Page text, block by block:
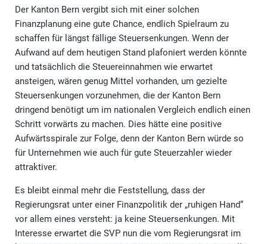
Der Kanton Bern vergibt sich mit einer solchen
Finanzplanung eine gute Chance, endlich Spielraum zu
schaffen für längst fällige Steuersenkungen. Wenn der
Aufwand auf dem heutigen Stand plafoniert werden könnte
und tatsächlich die Steuereinnahmen wie erwartet
ansteigen, wären genug Mittel vorhanden, um gezielte
Steuersenkungen vorzunehmen, die der Kanton Bern
dringend benötigt um im nationalen Vergleich endlich einen
Schritt vorwärts zu machen. Dies hätte eine positive
Aufwärtsspirale zur Folge, denn der Kanton Bern würde so
für Unternehmen wie auch für gute Steuerzahler wieder
attraktiver.
Es bleibt einmal mehr die Feststellung, dass der
Regierungsrat unter einer Finanzpolitik der „ruhigen Hand“
vor allem eines versteht: ja keine Steuersenkungen. Mit
Interesse erwartet die SVP nun die vom Regierungsrat im